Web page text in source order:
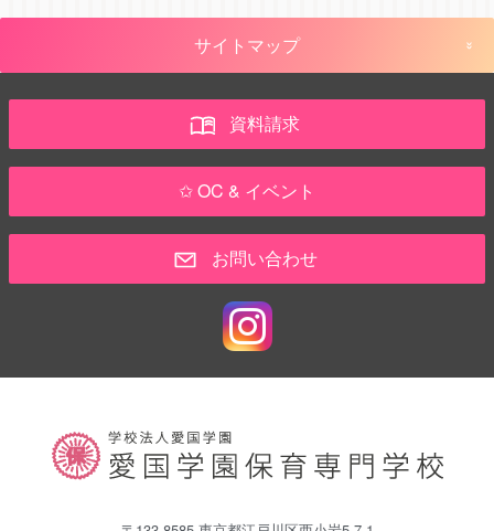
サイトマップ
資料請求
✩ OC & イベント
お問い合わせ